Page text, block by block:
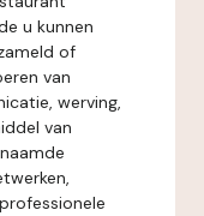
u kunnen
of
van
werving,
van